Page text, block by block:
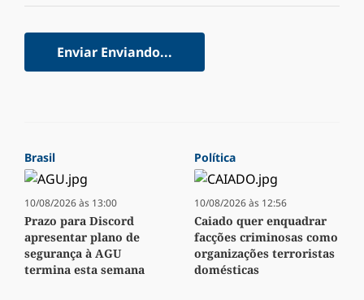
Enviar Enviando...
Brasil
10/08/2026 às 13:00
Prazo para Discord
apresentar plano de
segurança à AGU
termina esta semana
Política
10/08/2026 às 12:56
Caiado quer enquadrar
facções criminosas como
organizações terroristas
domésticas